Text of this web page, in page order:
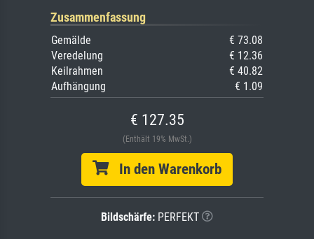
Zusammenfassung
Gemälde
€ 73.08
Veredelung
€ 12.36
Keilrahmen
€ 40.82
Aufhängung
€ 1.09
€ 127.35
(Enthält 19% MwSt.)
In den Warenkorb
Bildschärfe: PERFEKT